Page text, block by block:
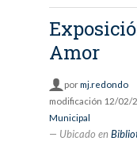
Amor
pormj.redondo
modificación 12/02/
Municipal
Ubicado en